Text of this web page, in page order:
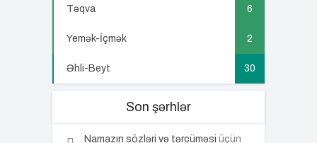
Təqva 6
Yemək-İçmək 2
Əhli-Beyt 30
Son şərhlər
Namazın sözləri və tərcüməsi üçün